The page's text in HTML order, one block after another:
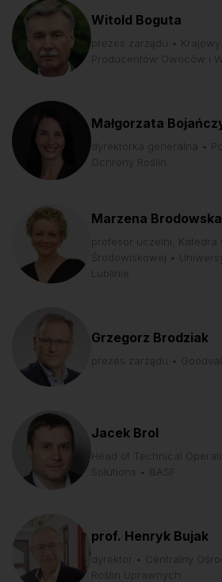
Witold Boguta
prezes zarządu •
Producentów Owoców i
Małgorzata
dyrektorka generalna •
Ochrony Roślin
Marzena Brodowska
profesor uczelni, Katedra
Środowiskowej •
Lublinie
Grzegorz Brodziak
prezes zarządu •
Jacek Brol
Head of Technical
Solutions • BASF
prof. Henryk Bujak
dyrektor • Centralny
Roślin Uprawnych